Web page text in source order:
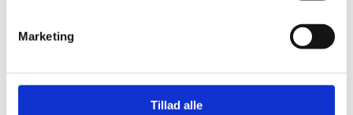
Marketing
Tillad alle
Rainbow Awards